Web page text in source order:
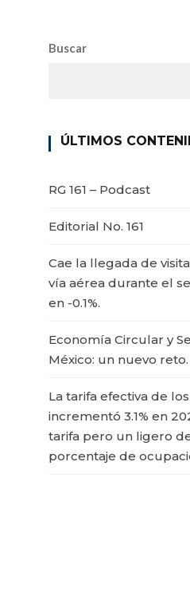
Buscar
ÚLTIMOS
RG 161 – Podcast
Editorial No. 161
Cae la llegada de
vía aérea durante el
en -0.1%.
Economía Circular y
México: un nuevo reto.
La tarifa efectiva de
incrementó 3.1% en
tarifa pero un ligero
porcentaje de